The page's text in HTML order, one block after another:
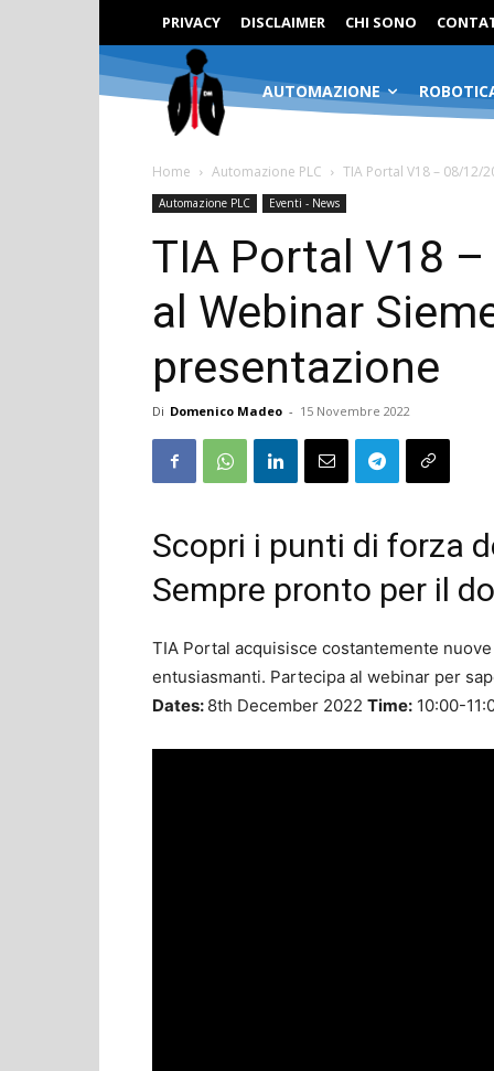
PRIVACY DISCLAIMER CHI SONO
AUTOMAZIONE
Home Automazione PLC TIA Portal V18 – 08/12/
Automazione PLC Eventi - News
TIA Portal V18
al Webinar
presentazione
Di Domenico Madeo - 15 Novembre 2022
Scopri i punti di forza
Sempre pronto per il
TIA Portal acquisisce costantemente
entusiasmanti. Partecipa al webinar per
Dates: 8th December 2022 Time: 10:00-